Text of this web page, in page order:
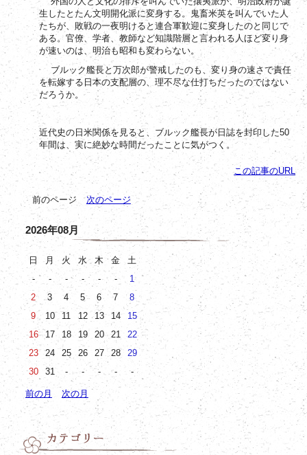
生したとたん文明開化派に変身する。鬼畜米英を叫んでいた人
たちが、敗戦の一夜明けると連合軍歓迎に変身したのと同じで
ある。官僚、学者、教師など知識階層と言われる人ほど変り身
が速いのは、明治も昭和も変わらない。
ブルック艦長と万次郎が警戒したのも、変り身の速さで責任
を転嫁する日本の支配層の、理不尽な仕打ちだったのではない
だろうか。
近代史の日米関係を見ると、ブルック艦長が日誌を封印した50
年間は、実に絶妙な時間だったことに気がつく。
この記事のURL
前のページ 次のページ
2026年08月
日 月 火 水 木 金
土
-
- - - - -
1
2
3 4 5 6 7
8
9
10 11 12 13 14
15
16
17 18 19 20 21
22
23
24 25 26 27 28
29
30
31 - - - - -
前の月 次の月